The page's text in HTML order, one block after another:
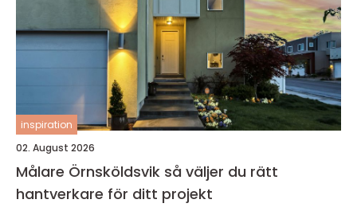
inspiration
02. August 2026
Målare Örnsköldsvik så väljer du rätt
hantverkare för ditt projekt